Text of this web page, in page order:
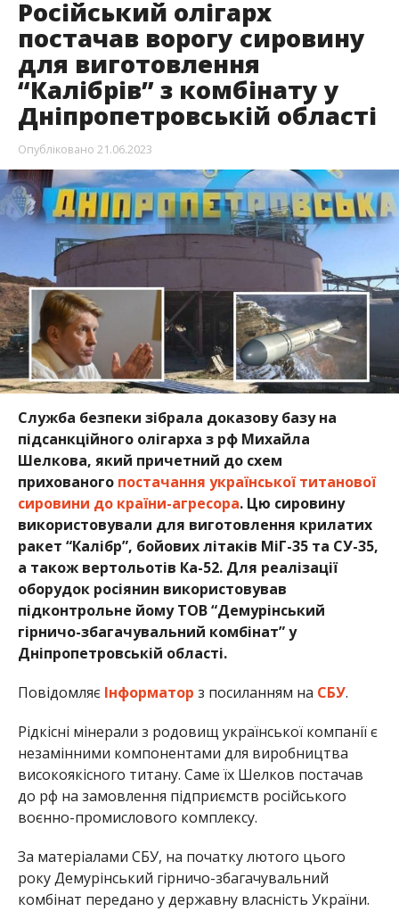
Російський олігарх
постачав ворогу сировину
для виготовлення
“Калібрів” з комбінату у
Дніпропетровській області
Опубліковано 21.06.2023
Служба безпеки зібрала доказову базу на
підсанкційного олігарха з рф Михайла
Шелкова, який причетний до схем
прихованого постачання української титанової
сировини до країни-агресора. Цю сировину
використовували для виготовлення крилатих
ракет “Калібр”, бойових літаків МіГ-35 та СУ-35,
а також вертольотів Ка-52. Для реалізації
оборудок росіянин використовував
підконтрольне йому ТОВ “Демурінський
гірничо-збагачувальний комбінат” у
Дніпропетровській області.
Повідомляє Інформатор з посиланням на СБУ.
Рідкісні мінерали з родовищ української компанії є
незамінними компонентами для виробництва
високоякісного титану. Саме їх Шелков постачав
до рф на замовлення підприємств російського
воєнно-промислового комплексу.
За матеріалами СБУ, на початку лютого цього
року Демурінський гірничо-збагачувальний
комбінат передано у державну власність України.